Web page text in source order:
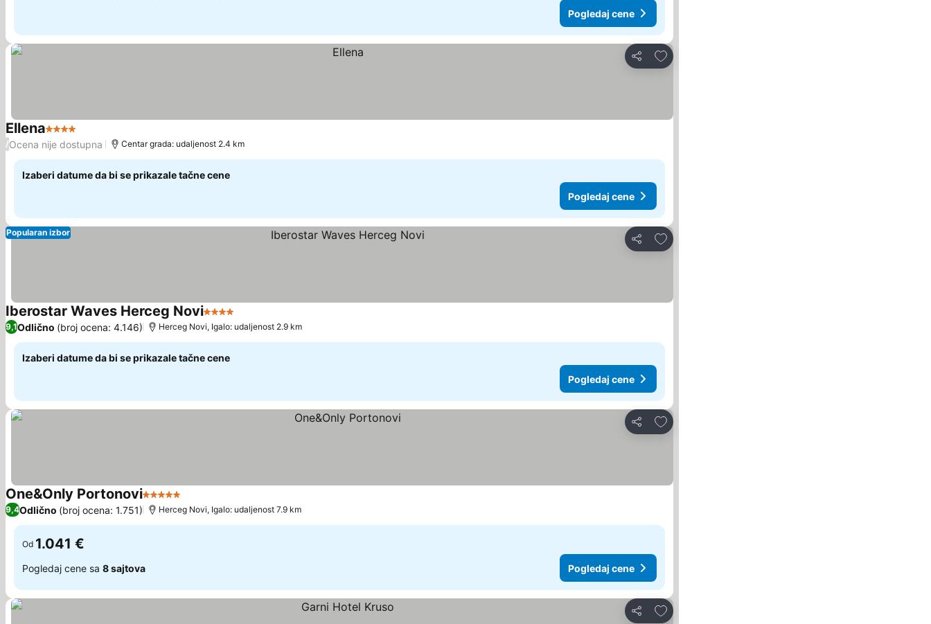
Pogledaj cene
Deli
Dodati u favorite
Ellena4 Zvezdice
/Ocena nije dostupna Centar grada: udaljenost 2.4 km
Izaberi datume da bi se prikazale tačne cene
Pogledaj cene
Deli
Dodati u favorite
Popularan izbor
Iberostar Waves Herceg Novi4 Zvezdice
9,1Odlično (broj ocena: 4.146) Herceg Novi, Igalo: udaljenost 2.9 km
Izaberi datume da bi se prikazale tačne cene
Pogledaj cene
Deli
Dodati u favorite
One&Only Portonovi5 Zvezdice
9,4Odlično (broj ocena: 1.751) Herceg Novi, Igalo: udaljenost 7.9 km
Od 1.041 €
Pogledaj cene sa 8 sajtova Pogledaj cene
Deli
Dodati u favorite